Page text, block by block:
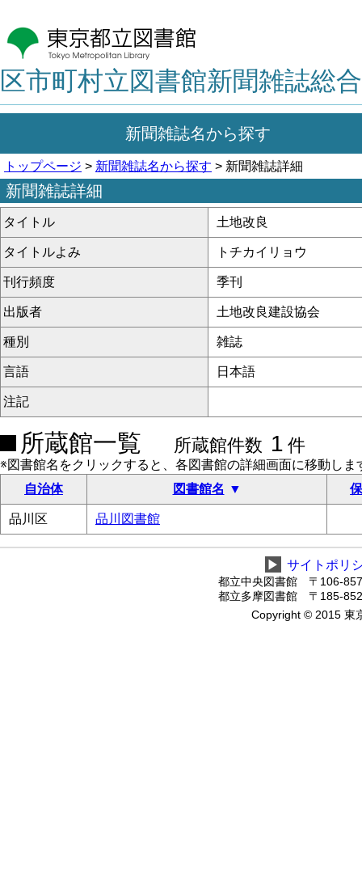
区市町村立図書館新聞雑誌総
新聞雑誌名から探す
トップページ > 新聞雑誌名から探す > 新聞雑誌詳細
新聞雑誌詳細
タイトル 土地改良
タイトルよみ トチカイリョウ
刊行頻度 季刊
出版者 土地改良建設協会
種別 雑誌
言語 日本語
注記
所蔵館一覧 所蔵館件数 1 件
※図書館名をクリックすると、各図書館の詳細画面に移動しま
自治体
図書館名
品川区 品川図書館
▶ サイトポリ
都立中央図書館 〒106-
都立多摩図書館 〒185-
Copyright © 2015 東